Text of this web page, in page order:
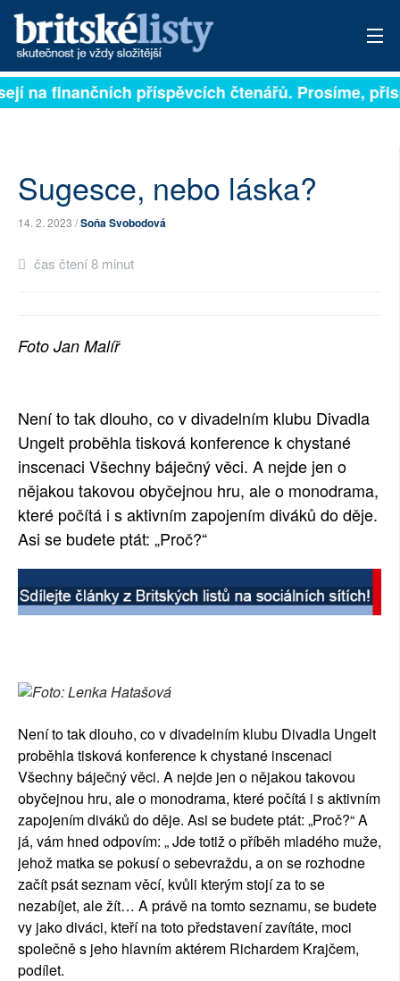
PŘIHLÁSIT
ARCHIV
ROZHOVORY
TÉMATA
AUTOŘI
SOCIÁLNÍ SÍTĚ
RUBRIKY
PLNÁ VERZE STRÁNEK
na finančních příspěvcích čtenářů. Prosíme,
Sugesce, nebo láska?
14. 2. 2023 /Soňa Svobodová
čas čtení 8 minut
Foto Jan Malíř
Není to tak dlouho, co v divadelním klubu Divadla
Ungelt proběhla tisková konference k chystané
inscenaci Všechny báječný věci. A nejde jen o
nějakou takovou obyčejnou hru, ale o monodrama,
které počítá i s aktivním zapojením diváků do děje.
Asi se budete ptát: „Proč?“
Foto: Lenka Hatašová
Není to tak dlouho, co v divadelním klubu Divadla Ungelt
proběhla tisková konference k chystané inscenaci
Všechny báječný věci. A nejde jen o nějakou takovou
obyčejnou hru, ale o monodrama, které počítá i s aktivním
zapojením diváků do děje. Asi se budete ptát: „Proč?“ A
já, vám hned odpovím: „ Jde totiž o příběh mladého muže,
jehož matka se pokusí o sebevraždu, a on se rozhodne
začít psát seznam věcí, kvůli kterým stojí za to se
nezabíjet, ale žít… A právě na tomto seznamu, se budete
vy jako diváci, kteří na toto představení zavítáte, moci
společně s jeho hlavním aktérem Richardem Krajčem,
podílet.